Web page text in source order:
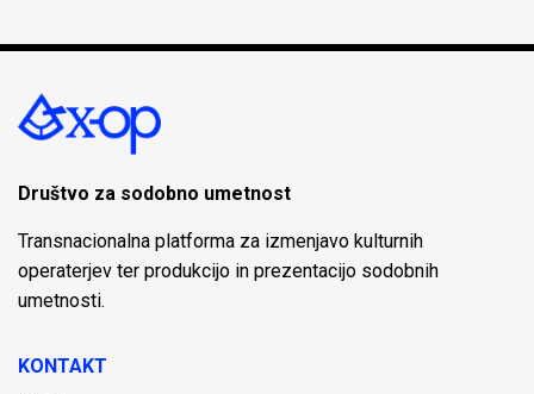
Društvo za sodobno umetnost
Transnacionalna platforma za izmenjavo kulturnih
operaterjev ter produkcijo in prezentacijo sodobnih
umetnosti.
KONTAKT